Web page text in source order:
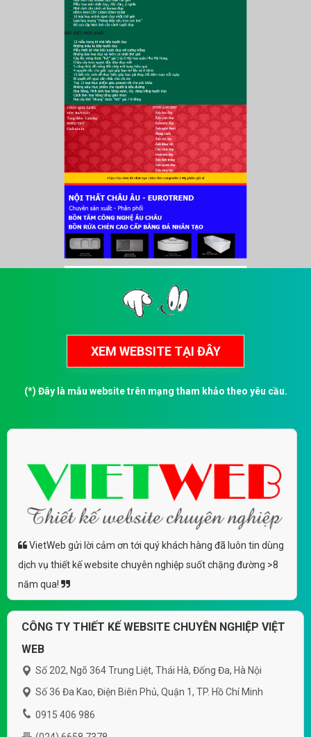
(*) Đây là mẫu website trên mạng tham khảo theo yêu cầu.
VietWeb gửi lời cảm ơn tới quý khách hàng đã luôn tin dùng
dịch vụ thiết kế website chuyên nghiệp suốt chặng đường >8
năm qua!
CÔNG TY THIẾT KẾ WEBSITE CHUYÊN NGHIỆP VIỆT
WEB
Số 202, Ngõ 364 Trung Liệt, Thái Hà, Đống Đa, Hà Nội
Số 36 Đa Kao, Điện Biên Phủ, Quận 1, TP. Hồ Chí Minh
0915 406 986